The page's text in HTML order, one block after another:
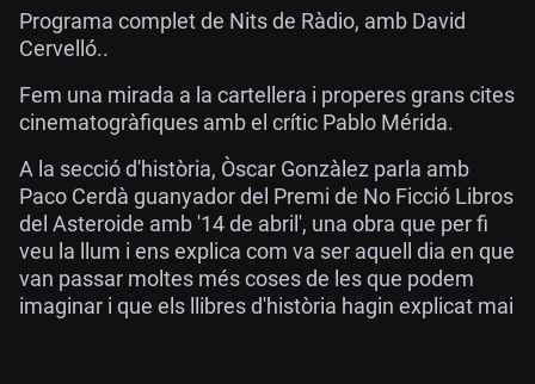
Programa complet de Nits de Ràdio, amb David
Cervelló..
Fem una mirada a la cartellera i properes grans cites
cinematogràfiques amb el crític Pablo Mérida.
A la secció d'història, Òscar Gonzàlez parla amb
Paco Cerdà guanyador del Premi de No Ficció Libros
del Asteroide amb '14 de abril', una obra que per fi
veu la llum i ens explica com va ser aquell dia en que
van passar moltes més coses de les que podem
imaginar i que els llibres d'història hagin explicat mai